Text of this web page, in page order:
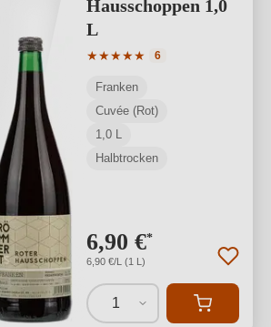
von 5 SternenHausschoppen 1,0
L
★★★★★
Durchschnittliche
6
Franken
Cuvée (Rot)
1,0 L
Halbtrocken
6,90 €*
6,90 €/L (1 L)
1